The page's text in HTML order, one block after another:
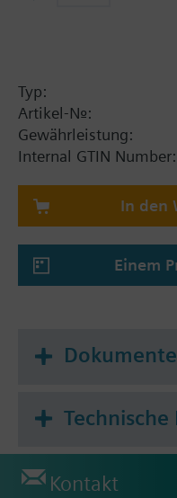
Typ:
Artikel-Nr.:
Gewährleistung:
Internal GTIN Number:
In den
Einem
Dokumente
Technische
Kontakt